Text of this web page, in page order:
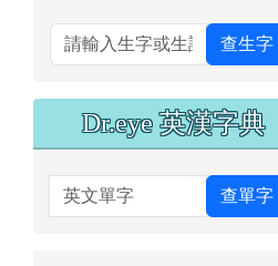
查生字
Dr.eye 英漢字典
英文單字 查單字